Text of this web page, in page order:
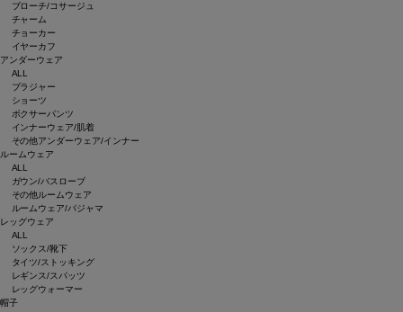
ブローチ/コサージュ
チャーム
チョーカー
イヤーカフ
アンダーウェア
ALL
ブラジャー
ショーツ
ボクサーパンツ
インナーウェア/肌着
その他アンダーウェア/インナー
ルームウェア
ALL
ガウン/バスローブ
その他ルームウェア
ルームウェア/パジャマ
レッグウェア
ALL
ソックス/靴下
タイツ/ストッキング
レギンス/スパッツ
レッグウォーマー
帽子